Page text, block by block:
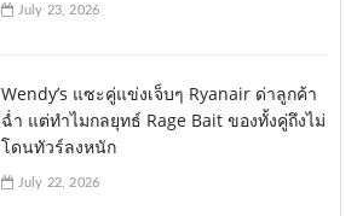
July 23, 2026
Wendy’s แซะคู่แข่งเจ็บๆ Ryanair ด่าลูกค้า
ฉ่ำ แต่ทำไมกลยุทธ์ Rage Bait ของทั้งคู่ถึงไม่
โดนทัวร์ลงหนัก
July 22, 2026